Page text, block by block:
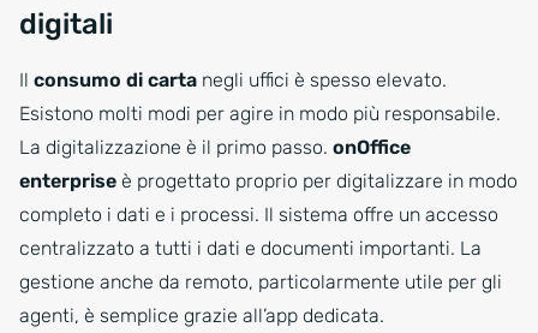
digitali
Il consumo di carta negli uffici è spesso elevato.
Esistono molti modi per agire in modo più responsabile.
La digitalizzazione è il primo passo. onOffice
enterprise è progettato proprio per digitalizzare in modo
completo i dati e i processi. Il sistema offre un accesso
centralizzato a tutti i dati e documenti importanti. La
gestione anche da remoto, particolarmente utile per gli
agenti, è semplice grazie all’app dedicata.